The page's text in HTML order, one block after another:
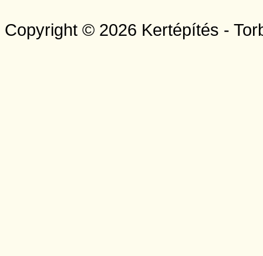
Copyright © 2026 Kertépítés -